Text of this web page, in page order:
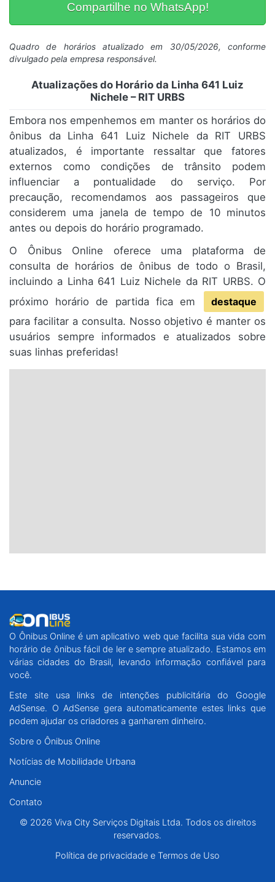
Compartilhe no WhatsApp!
Quadro de horários atualizado em 30/05/2026, conforme
divulgado pela empresa responsável.
Atualizações do Horário da Linha 641 Luiz
Nichele – RIT URBS
Embora nos empenhemos em manter os horários do
ônibus da Linha 641 Luiz Nichele da RIT URBS
atualizados, é importante ressaltar que fatores
externos como condições de trânsito podem
influenciar a pontualidade do serviço. Por
precaução, recomendamos aos passageiros que
considerem uma janela de tempo de 10 minutos
antes ou depois do horário programado.
O Ônibus Online oferece uma plataforma de
consulta de horários de ônibus de todo o Brasil,
incluindo a Linha 641 Luiz Nichele da RIT URBS. O
próximo horário de partida fica em
destaque
para facilitar a consulta. Nosso objetivo é manter os
usuários sempre informados e atualizados sobre
suas linhas preferidas!
O Ônibus Online é um aplicativo web que facilita sua vida com
horário de ônibus fácil de ler e sempre atualizado. Estamos em
várias cidades do Brasil, levando informação confiável para
você.
Este site usa links de intenções publicitária do Google
AdSense. O AdSense gera automaticamente estes links que
podem ajudar os criadores a ganharem dinheiro.
Sobre o Ônibus Online
Notícias de Mobilidade Urbana
Anuncie
Contato
© 2026 Viva City Serviços Digitais Ltda. Todos os direitos
reservados.
Política de privacidade e Termos de Uso